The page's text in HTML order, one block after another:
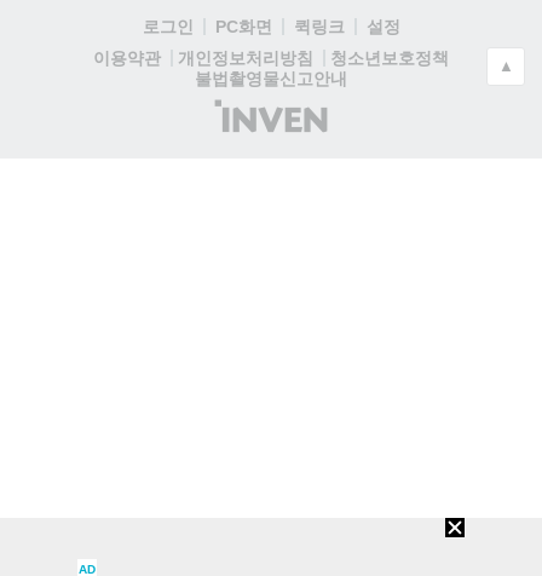
로그인 PC화면 퀵링크
설정
이용약관
개인정보처리방침
청소년보호정책
불법촬영물신고안내
(주)
인
▲
AD